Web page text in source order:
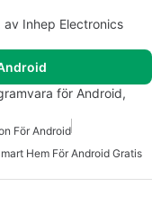
Inhep Electronics
för Android,
För Android
Hem För Android Gratis